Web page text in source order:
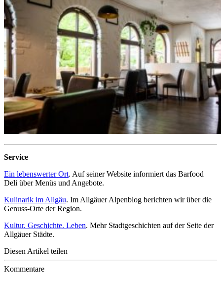
Service
Ein lebenswerter Ort. Auf seiner Website informiert das Barfood
Deli über Menüs und Angebote.
Kulinarik im Allgäu. Im Allgäuer Alpenblog berichten wir über die
Genuss-Orte der Region.
Kultur. Geschichte. Leben. Mehr Stadtgeschichten auf der Seite der
Allgäuer Städte.
Diesen Artikel teilen
Kommentare